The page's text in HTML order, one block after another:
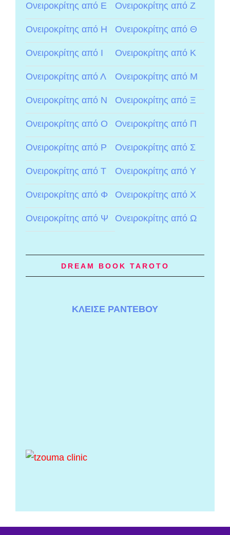
Ονειροκρίτης από Ε Ονειροκρίτης από Ζ
Ονειροκρίτης από Η Ονειροκρίτης από Θ
Ονειροκρίτης από Ι Ονειροκρίτης από Κ
Ονειροκρίτης από Λ Ονειροκρίτης από Μ
Ονειροκρίτης από Ν Ονειροκρίτης από Ξ
Ονειροκρίτης από Ο Ονειροκρίτης από Π
Ονειροκρίτης από Ρ Ονειροκρίτης από Σ
Ονειροκρίτης από Τ Ονειροκρίτης από Υ
Ονειροκρίτης από Φ Ονειροκρίτης από Χ
Ονειροκρίτης από Ψ Ονειροκρίτης από Ω
DREAM BOOK TAROTO
ΚΛΕΙΣΕ ΡΑΝΤΕΒΟΥ